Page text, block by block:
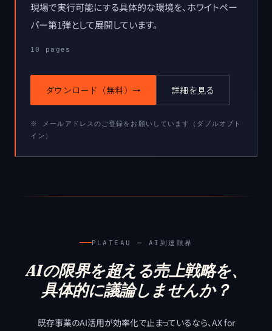
現場で実行可能にする具体的な環境を、ホワイトペー
パー第1弾として展開しています。
10 pages
ダウンロード（無料） → 詳細を見る
※ メールアドレスのご登録をお願いしています（ダブルオプト
イン）
PLATEAU ─ AI到達限界
AIの限界を超える売上戦略を、
具体的に議論しませんか？
既存事業のAI活用が効率化で止まっているなら、AX for